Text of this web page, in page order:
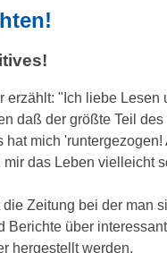
erzählt: "Ich liebe
daß der größte Teil
hat mich
das Leben vielleicht
Zeitung bei der man
Berichte über
hergestellt werden.